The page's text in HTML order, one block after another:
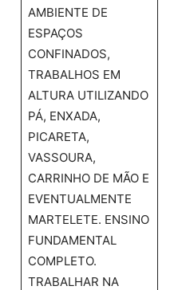
AMBIENTE DE
ESPAÇOS
CONFINADOS,
TRABALHOS EM
ALTURA UTILIZANDO
PÁ, ENXADA,
PICARETA,
VASSOURA,
CARRINHO DE MÃO E
EVENTUALMENTE
MARTELETE. ENSINO
FUNDAMENTAL
COMPLETO.
TRABALHAR NA